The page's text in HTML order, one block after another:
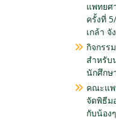
แพทยศ
ครั้งที่
เกล้า
กิจกรร
สำหรับ
นักศึกษ
คณะแพ
จัดพิธีม
กับน้อง